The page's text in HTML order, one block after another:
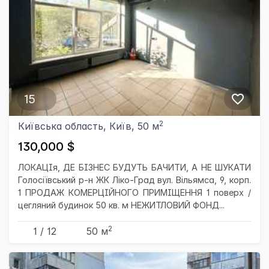
15
Київська область, Київ, 50 м2
130,000 $
ЛОКАЦІя, ДЕ БІЗНЕС БУДУТЬ БАЧИТИ, А НЕ ШУКАТИ
Голосіївський р-н ЖК Ліко-Град вул. Вільямса, 9, корп.
1 ПРОДАЖ КОМЕРЦІЙНОГО ПРИМІЩЕННЯ 1 поверх /
цегляний будинок 50 кв. м НЕЖИТЛОВИЙ ФОНД...
1 / 12 50 м2